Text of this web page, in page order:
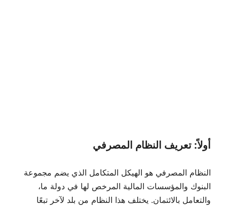
أولاً: تعريف النظام المصرفي
النظام المصرفي هو الهيكل المتكامل الذي يضم مجموعة
البنوك والمؤسسات المالية المرخص لها في دولة ما،
والتعامل بالائتمان. يختلف هذا النظام من بلد لآخر تبعًا